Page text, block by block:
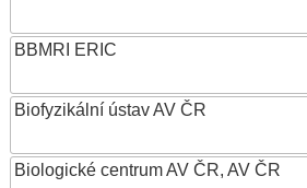
BBMRI ERIC
Biofyzikální ústav AV ČR
Biologické centrum AV ČR, AV ČR